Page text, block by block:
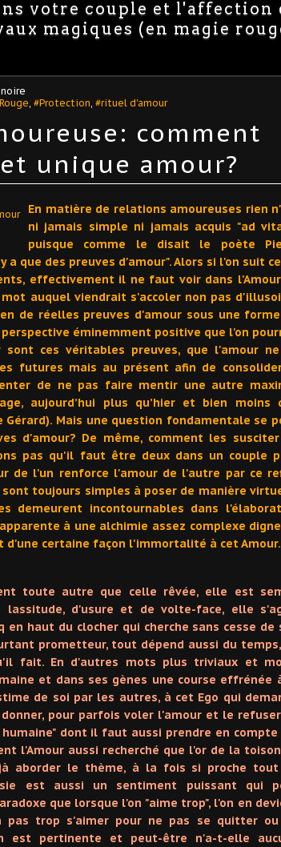
votre couple et l'affection
magiques (en magie
#Protection #rituel d'amour
comment
unique amour?
En matière de relations amoureuses rien
ni jamais simple ni jamais acquis "ad
puisque comme le disait le poète
a que des preuves d'amour". Alors si l'on suit
effectivement il ne faut voir dans
auquel viendrait s'accoler non pas
de réelles preuves d'amour sous une
éminemment positive que l'on
ces véritables preuves, que l'amour
futures mais au présent afin de
de ne pas faire mentir une autre
aujourd’hui plus qu’hier et bien moins
Gérard). Mais une question fondamentale se
d'amour? De même, comment les
pas qu'il faut être deux dans un couple
de l'un renforce l'amour de l'autre par ce
sont toujours simples à poser de manière
demeurent incontournables dans
à une alchimie assez complexe
certaine façon l'immortalité à cet Amour.
toute autre que celle rêvée, elle est
lassitude, d'usure et de volte-face, elle
haut du clocher qui cherche sans cesse de
prometteur, tout dépend aussi du
fait. En d'autres mots plus triviaux et
et dans ses gènes une course effrénée
de soi par les autres, à cet Ego qui
pour parfois voler l'amour et le
dont il faut aussi prendre en compte
l'Amour aussi recherché que l'or de la
aborder le thème, à la fois si proche
est aussi un sentiment puissant qui
que lorsque l'on "aime trop", l'on en
pas trop s'aimer pour ne pas se quitter ou
est pertinente et peut-être n'a-t-elle